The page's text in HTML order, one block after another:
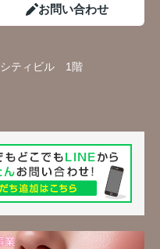
お問い合わせ
シティビル 1階